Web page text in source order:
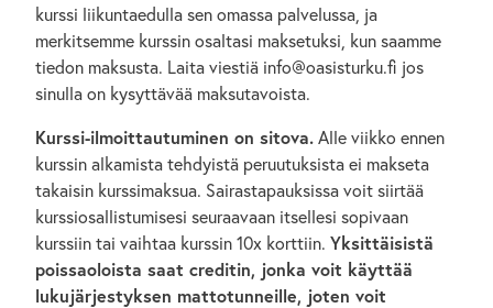
kurssi liikuntaedulla sen omassa palvelussa, ja
merkitsemme kurssin osaltasi maksetuksi, kun saamme
tiedon maksusta. Laita viestiä info@oasisturku.fi jos
sinulla on kysyttävää maksutavoista.
Kurssi-ilmoittautuminen on sitova.Alle viikko ennen
kurssin alkamista tehdyistä peruutuksista ei makseta
takaisin kurssimaksua. Sairastapauksissa voit siirtää
kurssiosallistumisesi seuraavaan itsellesi sopivaan
kurssiin tai vaihtaa kurssin 10x korttiin. Yksittäisistä
poissaoloista saat creditin, jonka voit käyttää
lukujärjestyksen mattotunneille, joten voit